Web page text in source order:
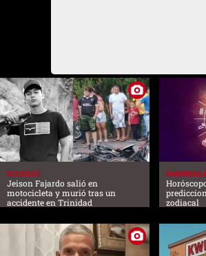
SUCESOS
Jeison Fajardo salió en
motocicleta y murió tras un
accidente en Trinidad
zodiacal